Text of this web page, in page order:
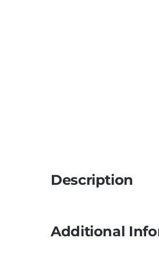
Description
Additional